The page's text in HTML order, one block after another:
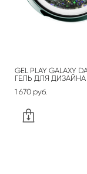
GEL PLAY GALAXY
ГЕЛЬ ДЛЯ ДИЗАЙНА
1 670 pуб.